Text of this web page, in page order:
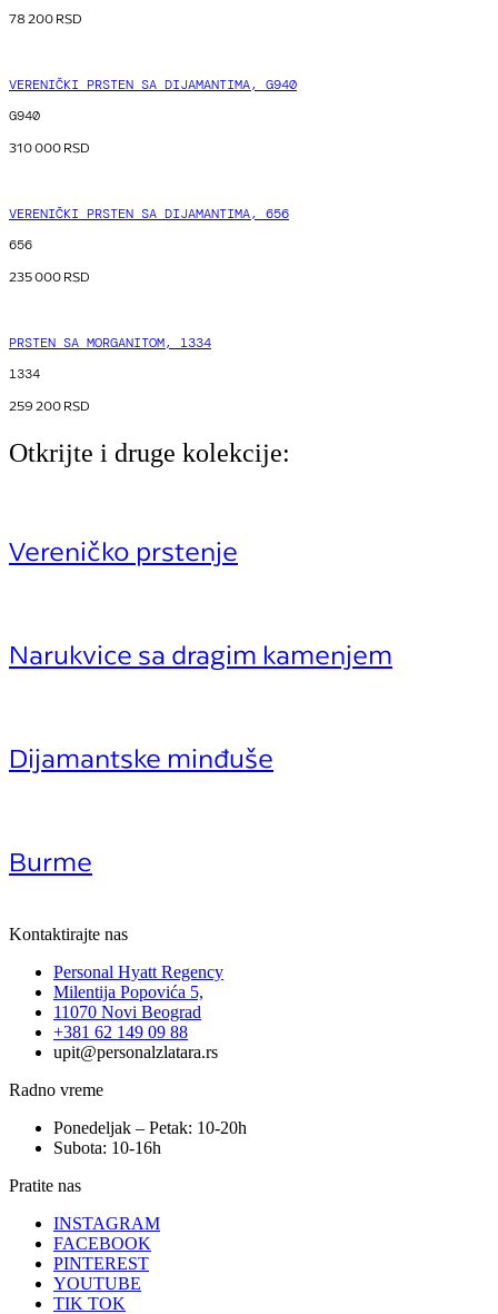
78 200RSD
VERENIČKI PRSTEN SA DIJAMANTIMA, G940
G940
310 000RSD
VERENIČKI PRSTEN SA DIJAMANTIMA, 656
656
235 000RSD
PRSTEN SA MORGANITOM, 1334
1334
259 200RSD
Otkrijte i druge kolekcije:
Vereničko prstenje
Narukvice sa dragim kamenjem
Dijamantske minđuše
Burme
Kontaktirajte nas
Personal Hyatt Regency
Milentija Popovića 5,
11070 Novi Beograd
+381 62 149 09 88
upit@personalzlatara.rs
Radno vreme
Ponedeljak – Petak: 10-20h
Subota: 10-16h
Pratite nas
INSTAGRAM
FACEBOOK
PINTEREST
YOUTUBE
TIK TOK